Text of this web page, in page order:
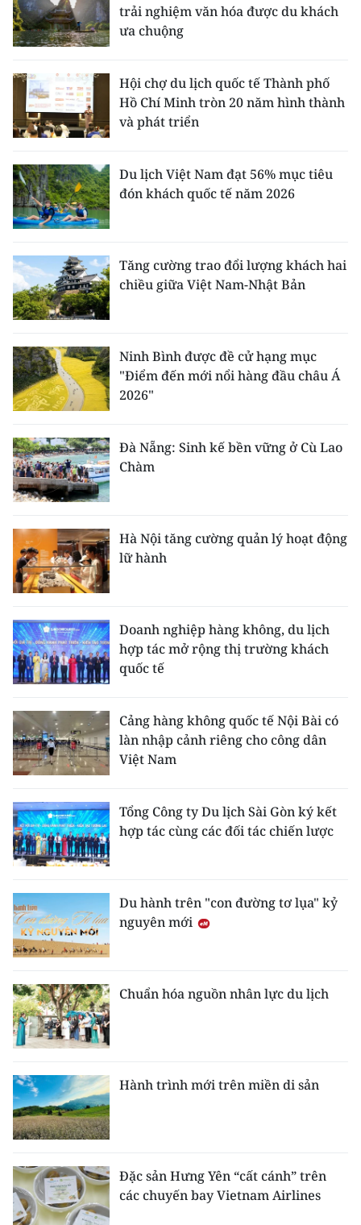
trải nghiệm văn hóa được du khách
ưa chuộng
Hội chợ du lịch quốc tế Thành phố
Hồ Chí Minh tròn 20 năm hình thành
và phát triển
Du lịch Việt Nam đạt 56% mục tiêu
đón khách quốc tế năm 2026
Tăng cường trao đổi lượng khách hai
chiều giữa Việt Nam-Nhật Bản
Ninh Bình được đề cử hạng mục
"Điểm đến mới nổi hàng đầu châu Á
2026"
Đà Nẵng: Sinh kế bền vững ở Cù Lao
Chàm
Hà Nội tăng cường quản lý hoạt động
lữ hành
Doanh nghiệp hàng không, du lịch
hợp tác mở rộng thị trường khách
quốc tế
Cảng hàng không quốc tế Nội Bài có
làn nhập cảnh riêng cho công dân
Việt Nam
Tổng Công ty Du lịch Sài Gòn ký kết
hợp tác cùng các đối tác chiến lược
Du hành trên "con đường tơ lụa" kỷ
nguyên mới
Chuẩn hóa nguồn nhân lực du lịch
Hành trình mới trên miền di sản
Đặc sản Hưng Yên “cất cánh” trên
các chuyến bay Vietnam Airlines